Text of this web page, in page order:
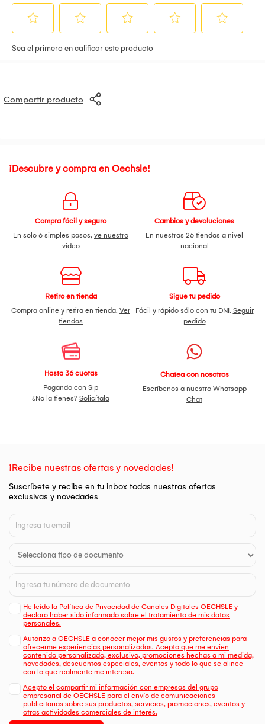
Compartir producto
¡Descubre y compra en Oechsle!
Compra fácil y seguro
En solo 6 simples pasos, ve nuestro
video
Cambios y devoluciones
En nuestras 26 tiendas a nivel
nacional
Retiro en tienda
Compra online y retira en tienda. Ver
tiendas
Sigue tu pedido
Fácil y rápido sólo con tu DNI. Seguir
pedido
Hasta 36 cuotas
Pagando con Sip
¿No la tienes? Solicítala
Chatea con nosotros
Escríbenos a nuestro Whatsapp
Chat
¡Recibe nuestras ofertas y novedades!
Suscríbete y recibe en tu inbox todas nuestras ofertas
exclusivas y novedades
He leído la Política de Privacidad de Canales Digitales OECHSLE y
declaro haber sido informado sobre el tratamiento de mis datos
personales.
Autorizo a OECHSLE a conocer mejor mis gustos y preferencias para
ofrecerme experiencias personalizadas. Acepto que me envien
contenido personalizado, exclusivo, promociones hechas a mi medida,
novedades, descuentos especiales, eventos y todo lo que se alinee
con lo que realmente me interesa.
Acepto el compartir mi información con empresas del grupo
empresarial de OECHSLE para el envío de comunicaciones
publicitarias sobre sus productos, servicios, promociones, eventos y
otras actividades comerciales de interés.